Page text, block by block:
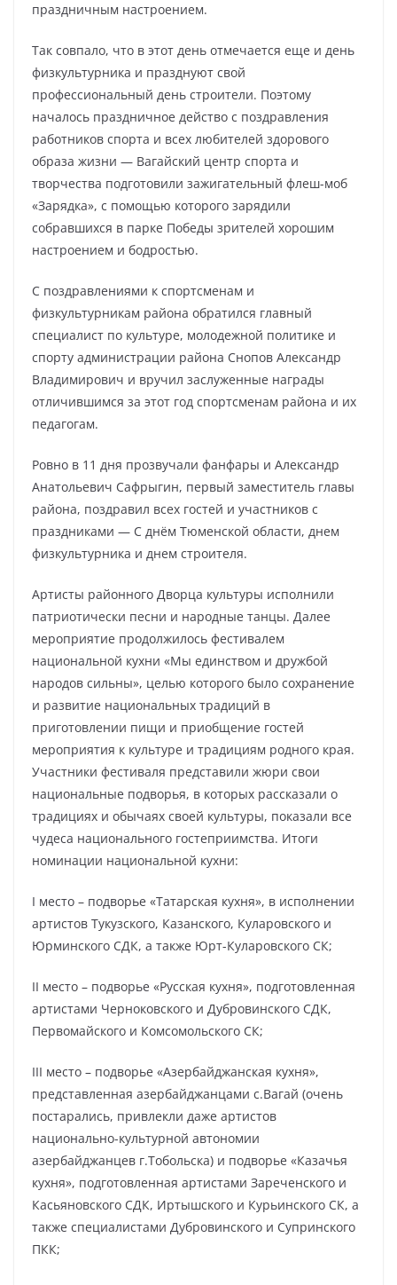
праздничным настроением.
Так совпало, что в этот день отмечается еще и день
физкультурника и празднуют свой
профессиональный день строители. Поэтому
началось праздничное действо с поздравления
работников спорта и всех любителей здорового
образа жизни — Вагайский центр спорта и
творчества подготовили зажигательный флеш-моб
«Зарядка», с помощью которого зарядили
собравшихся в парке Победы зрителей хорошим
настроением и бодростью.
С поздравлениями к спортсменам и
физкультурникам района обратился главный
специалист по культуре, молодежной политике и
спорту администрации района Снопов Александр
Владимирович и вручил заслуженные награды
отличившимся за этот год спортсменам района и их
педагогам.
Ровно в 11 дня прозвучали фанфары и Александр
Анатольевич Сафрыгин, первый заместитель главы
района, поздравил всех гостей и участников с
праздниками — С днём Тюменской области, днем
физкультурника и днем строителя.
Артисты районного Дворца культуры исполнили
патриотически песни и народные танцы. Далее
мероприятие продолжилось фестивалем
национальной кухни «Мы единством и дружбой
народов сильны», целью которого было сохранение
и развитие национальных традиций в
приготовлении пищи и приобщение гостей
мероприятия к культуре и традициям родного края.
Участники фестиваля представили жюри свои
национальные подворья, в которых рассказали о
традициях и обычаях своей культуры, показали все
чудеса национального гостеприимства. Итоги
номинации национальной кухни:
I место – подворье «Татарская кухня», в исполнении
артистов Тукузского, Казанского, Куларовского и
Юрминского СДК, а также Юрт-Куларовского СК;
II место – подворье «Русская кухня», подготовленная
артистами Черноковского и Дубровинского СДК,
Первомайского и Комсомольского СК;
III место – подворье «Азербайджанская кухня»,
представленная азербайджанцами с.Вагай (очень
постарались, привлекли даже артистов
национально-культурной автономии
азербайджанцев г.Тобольска) и подворье «Казачья
кухня», подготовленная артистами Зареченского и
Касьяновского СДК, Иртышского и Курьинского СК, а
также специалистами Дубровинского и Супринского
ПКК;